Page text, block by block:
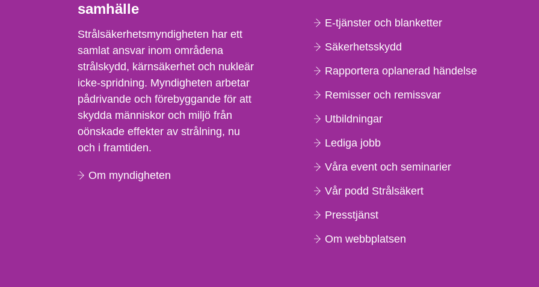
samhälle
Strålsäkerhetsmyndigheten har ett
samlat ansvar inom områdena
strålskydd, kärnsäkerhet och nukleär
icke-spridning. Myndigheten arbetar
pådrivande och förebyggande för att
skydda människor och miljö från
oönskade effekter av strålning, nu
och i framtiden.
Om myndigheten
E-tjänster och blanketter
Säkerhetsskydd
Rapportera oplanerad händelse
Remisser och remissvar
Utbildningar
Lediga jobb
Våra event och seminarier
Vår podd Strålsäkert
Presstjänst
Om webbplatsen